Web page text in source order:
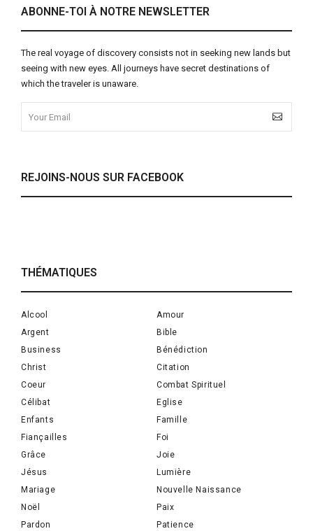
ABONNE-TOI À NOTRE NEWSLETTER
The real voyage of discovery consists not in seeking new lands but
seeing with new eyes. All journeys have secret destinations of
which the traveler is unaware.
REJOINS-NOUS SUR FACEBOOK
THÉMATIQUES
Alcool
Amour
Argent
Bible
Business
Bénédiction
Christ
Citation
Coeur
Combat Spirituel
Célibat
Eglise
Enfants
Famille
Fiançailles
Foi
Grâce
Joie
Jésus
Lumière
Mariage
Nouvelle Naissance
Noël
Paix
Pardon
Patience